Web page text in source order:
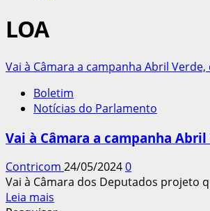
LOA
Vai à Câmara a campanha Abril
Boletim
Notícias do Parlamento
Vai à Câmara a campanha
Contricom 24/05/20240
Vai à Câmara dos Deputados projeto
Leia mais